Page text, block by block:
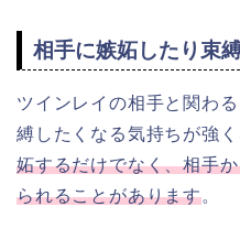
相手に嫉妬したり束
ツインレイの相手と関わ
縛したくなる気持ちが強く
妬するだけでなく、相手
られることがあります。